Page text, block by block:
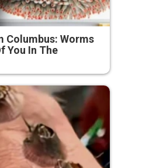
Columbus: Worms
You In The